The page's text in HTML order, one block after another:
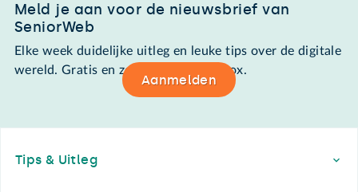
Meld je aan voor de nieuwsbrief van
SeniorWeb
Elke week duidelijke uitleg en leuke tips over de digitale
wereld. Gratis en zomaar in de mailbox.
Aanmelden
Tips & Uitleg